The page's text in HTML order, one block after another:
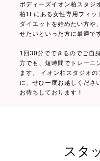
ボディーズイオン柏スタジ
柏1Fにある女性専用フィッ
ダイエットを始めたい方や
せたいといった方に最適で
1回30分でできるのでご自
方でも、短時間でトレーニ
ます。 イオン柏スタジオ
に、ぜひ一度お越しくださ
お待ちしております！
スタ